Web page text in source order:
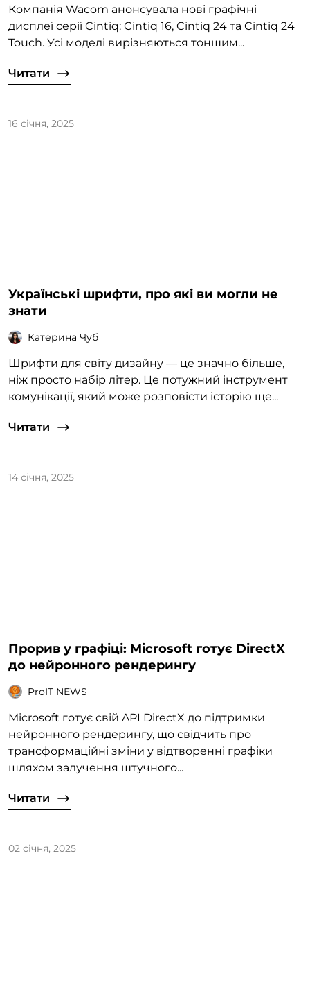
Компанія Wacom анонсувала нові графічні
дисплеї серії Cintiq: Cintiq 16, Cintiq 24 та Cintiq 24
Touch. Усі моделі вирізняються тоншим...
Читати
16 січня, 2025
Українські шрифти, про які ви могли не
знати
Катерина Чуб
Шрифти для світу дизайну — це значно більше,
ніж просто набір літер. Це потужний інструмент
комунікації, який може розповісти історію ще...
Читати
14 січня, 2025
Прорив у графіці: Microsoft готує DirectX
до нейронного рендерингу
ProIT NEWS
Microsoft готує свій API DirectX до підтримки
нейронного рендерингу, що свідчить про
трансформаційні зміни у відтворенні графіки
шляхом залучення штучного...
Читати
02 січня, 2025